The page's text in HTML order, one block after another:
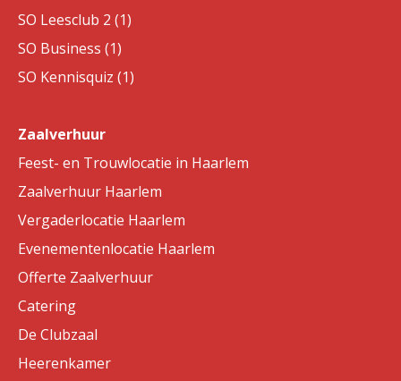
SO Leesclub 2 (1)
SO Business (1)
SO Kennisquiz (1)
Zaalverhuur
Feest- en Trouwlocatie in Haarlem
Zaalverhuur Haarlem
Vergaderlocatie Haarlem
Evenementenlocatie Haarlem
Offerte Zaalverhuur
Catering
De Clubzaal
Heerenkamer